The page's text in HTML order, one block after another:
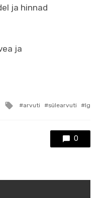
ja hinnad
ja
Tagged
arvuti sülearvuti lg
0